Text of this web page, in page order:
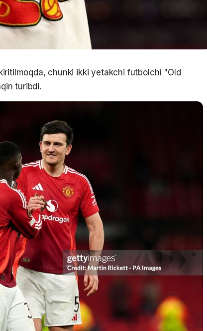
chunki ikki yetakchi futbolchi "Old
turibdi.